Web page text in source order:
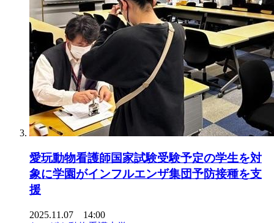
愛玩動物看護師国家試験受験予定の学生を対
象に学園がインフルエンザ集団予防接種を支
援
2025.11.07 14:00